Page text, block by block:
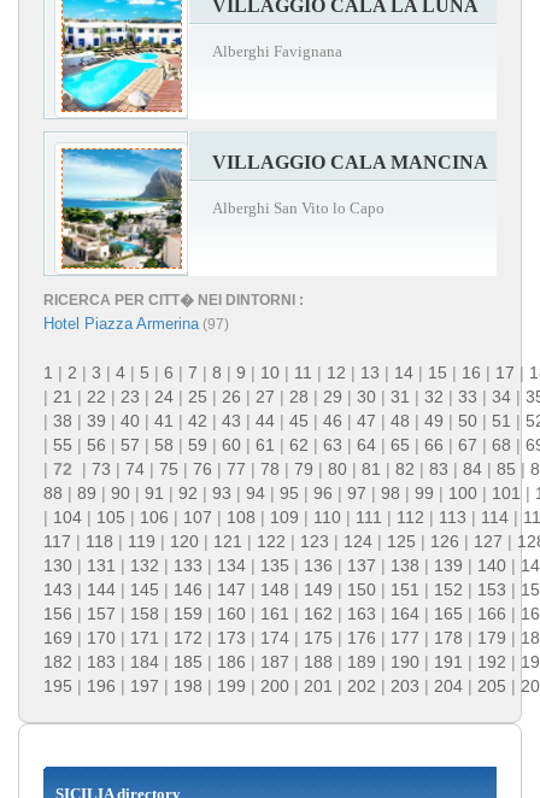
VILLAGGIO CALA LA LUNA
Alberghi Favignana
VILLAGGIO CALA MANCINA
Alberghi San Vito lo Capo
RICERCA PER CITT� NEI DINTORNI :
Hotel Piazza Armerina(97)
1 | 2 | 3 | 4 | 5 | 6 | 7 | 8 | 9 | 10 | 11 | 12 | 13 | 14 | 15 | 16 | 17 |
| 21 | 22 | 23 | 24 | 25 | 26 | 27 | 28 | 29 | 30 | 31 | 32 | 33 | 34 |
| 38 | 39 | 40 | 41 | 42 | 43 | 44 | 45 | 46 | 47 | 48 | 49 | 50 | 51 |
| 55 | 56 | 57 | 58 | 59 | 60 | 61 | 62 | 63 | 64 | 65 | 66 | 67 | 68 |
| 72 | 73 | 74 | 75 | 76 | 77 | 78 | 79 | 80 | 81 | 82 | 83 | 84 | 85 |
88 | 89 | 90 | 91 | 92 | 93 | 94 | 95 | 96 | 97 | 98 | 99 | 100 | 101 |
| 104 | 105 | 106 | 107 | 108 | 109 | 110 | 111 | 112 | 113 | 114 |
117 | 118 | 119 | 120 | 121 | 122 | 123 | 124 | 125 | 126 | 127 |
130 | 131 | 132 | 133 | 134 | 135 | 136 | 137 | 138 | 139 | 140 |
143 | 144 | 145 | 146 | 147 | 148 | 149 | 150 | 151 | 152 | 153 |
156 | 157 | 158 | 159 | 160 | 161 | 162 | 163 | 164 | 165 | 166 |
169 | 170 | 171 | 172 | 173 | 174 | 175 | 176 | 177 | 178 | 179 |
182 | 183 | 184 | 185 | 186 | 187 | 188 | 189 | 190 | 191 | 192 |
195 | 196 | 197 | 198 | 199 | 200 | 201 | 202 | 203 | 204 | 205 |
SICILIA directory